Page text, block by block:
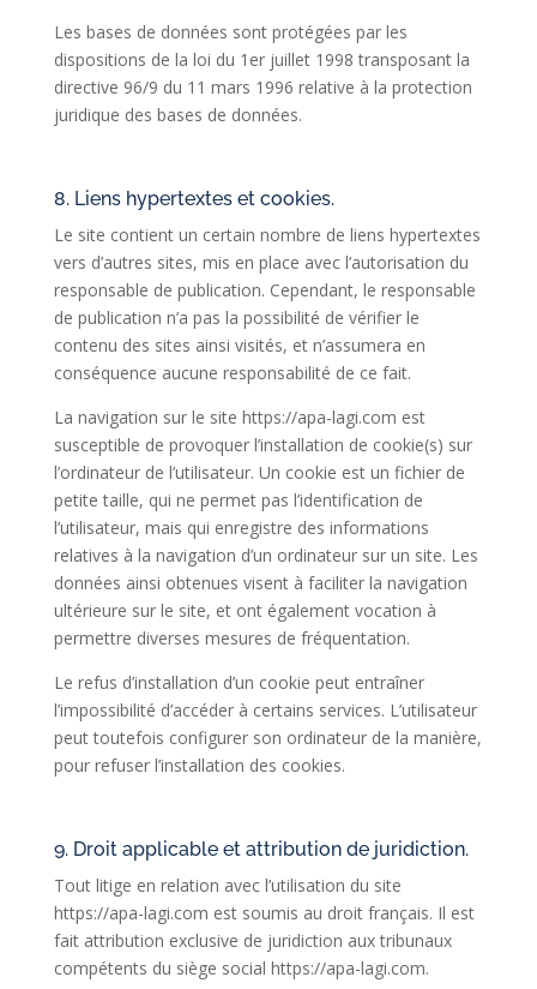
Les bases de données sont protégées par les
dispositions de la loi du 1er juillet 1998 transposant la
directive 96/9 du 11 mars 1996 relative à la protection
juridique des bases de données.
8. Liens hypertextes et cookies.
Le site contient un certain nombre de liens hypertextes
vers d’autres sites, mis en place avec l’autorisation du
responsable de publication. Cependant, le responsable
de publication n’a pas la possibilité de vérifier le
contenu des sites ainsi visités, et n’assumera en
conséquence aucune responsabilité de ce fait.
La navigation sur le site https://apa-lagi.com est
susceptible de provoquer l’installation de cookie(s) sur
l’ordinateur de l’utilisateur. Un cookie est un fichier de
petite taille, qui ne permet pas l’identification de
l’utilisateur, mais qui enregistre des informations
relatives à la navigation d’un ordinateur sur un site. Les
données ainsi obtenues visent à faciliter la navigation
ultérieure sur le site, et ont également vocation à
permettre diverses mesures de fréquentation.
Le refus d’installation d’un cookie peut entraîner
l’impossibilité d’accéder à certains services. L’utilisateur
peut toutefois configurer son ordinateur de la manière,
pour refuser l’installation des cookies.
9. Droit applicable et attribution de juridiction.
Tout litige en relation avec l’utilisation du site
https://apa-lagi.com est soumis au droit français. Il est
fait attribution exclusive de juridiction aux tribunaux
compétents du siège social https://apa-lagi.com.